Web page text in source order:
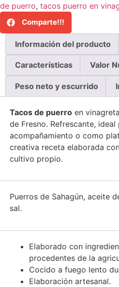
de puerro, tacos puerro en
Comparte!!!
Información del producto
Características Valor
Peso neto y escurrido
Tacos de puerro en
de Fresno. Refrescante, ideal
acompañamiento o como
creativa receta elaborada
cultivo propio.
Puerros de Sahagún, aceite
sal.
Elaborado con
procedentes de la
Cocido a fuego lento
Elaboración artesanal.